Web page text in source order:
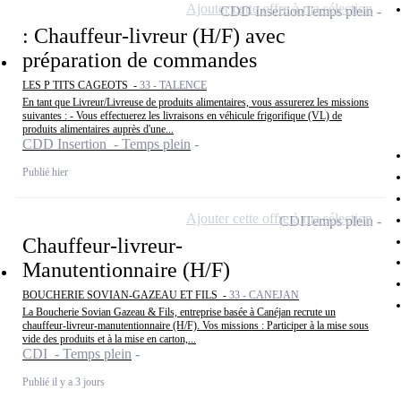
: Chauffeur-livreur (H/F) avec
préparation de commandes
LES P TITS CAGEOTS - 33 - TALENCE
En tant que Livreur/Livreuse de produits alimentaires, vous assurerez les missions
suivantes : - Vous effectuerez les livraisons en véhicule frigorifique (VL) de
produits alimentaires auprès d'une...
CDD Insertion - Temps plein
Publié hier
CDD InsertionTemps plein
Ajouter cette offre à ma sélection
Chauffeur-livreur-
Manutentionnaire (H/F)
BOUCHERIE SOVIAN-GAZEAU ET FILS - 33 - CANEJAN
La Boucherie Sovian Gazeau & Fils, entreprise basée à Canéjan recrute un
chauffeur-livreur-manutentionnaire (H/F). Vos missions : Participer à la mise sous
vide des produits et à la mise en carton,...
CDI - Temps plein
Publié il y a 3 jours
CDITemps plein
Ajouter cette offre à ma sélection